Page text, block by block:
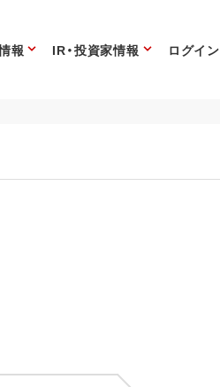
報 IR・投資家情報 ログイン